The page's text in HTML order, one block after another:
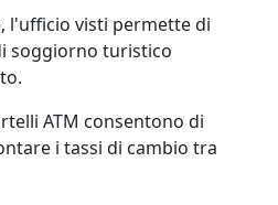
l'ufficio visti permette di
soggiorno turistico
ATM consentono di
i tassi di cambio tra